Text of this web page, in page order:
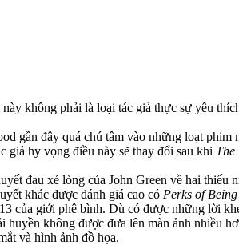
không phải là loại tác giả thực sự yêu
gần đây quá chú tâm vào những loạt
giả hy vọng điều này sẽ thay đổi sau khi
đau xé lòng của John Green về hai
khác được đánh giá cao có Perks of
của giới phê bình. Dù có được những lời
huyền không được đưa lên màn ảnh nhiều
và hình ảnh đồ họa.